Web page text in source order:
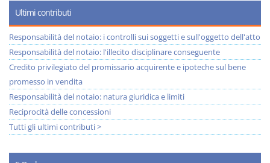
Ultimi contributi
Responsabilità del notaio: i controlli sui soggetti e sull'oggetto dell'atto
Responsabilità del notaio: l'illecito disciplinare conseguente
Credito privilegiato del promissario acquirente e ipoteche sul bene
promesso in vendita
Responsabilità del notaio: natura giuridica e limiti
Reciprocità delle concessioni
Tutti gli ultimi contributi >